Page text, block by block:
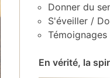
Donner du
S'éveiller /
Témoignages
En vérité, la